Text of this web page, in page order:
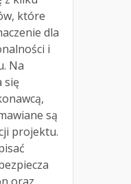
które
dla
i
Na
się
są
projektu.